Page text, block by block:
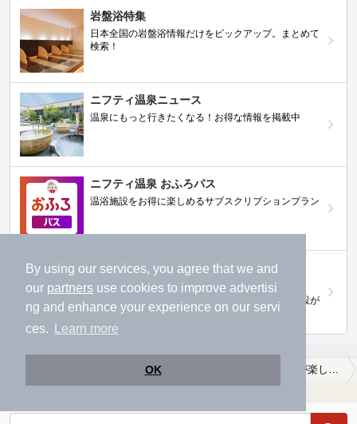
By using our services, you agree that we and
our partners use cookies to improve advertisi
ng and enhance your experience on our servi
ces.
Learn more
OK
岩盤浴特集
日本全国の岩盤浴情報だけをピックアップ。まとめて
検索！
ニフティ温泉ニュース
温泉にもっと行きたくなる！お得な情報を掲載中
ニフティ温泉 おふろパス
温浴施設をお得に楽しめるサブスクリプションプラン
【ニフティライフスタイル株主優待のご案
内】
株主優待制度で人気の温浴施設に行こう！対象施設が
拡充されました！
石川県 硫酸塩泉が楽しめる能美郡川北町の温泉、日帰り温泉、スーパー銭湯おすすめ